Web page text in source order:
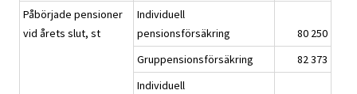
Påbörjade pensioner
vid årets slut, st
Individuell
pensionsförsäkring
80 250
Gruppensionsförsäkring
82 373
Individuell